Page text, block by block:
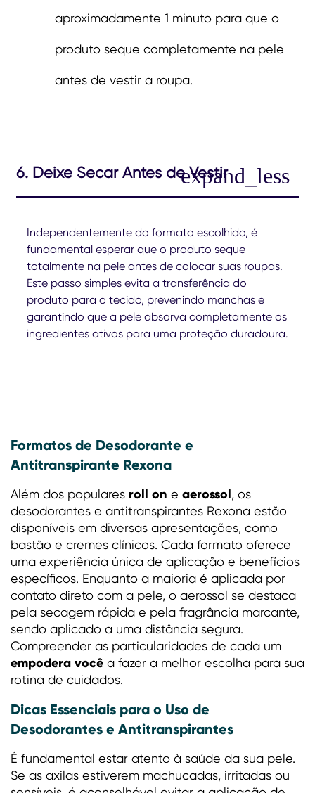
aproximadamente 1 minuto para que o
produto seque completamente na pele
antes de vestir a roupa.
6. Deixe Secar Antes de Vestir
Independentemente do formato escolhido, é
fundamental esperar que o produto seque
totalmente na pele antes de colocar suas roupas.
Este passo simples evita a transferência do
produto para o tecido, prevenindo manchas e
garantindo que a pele absorva completamente os
ingredientes ativos para uma proteção duradoura.
Formatos de Desodorante e
Antitranspirante Rexona
Além dos populares roll on e aerossol, os
desodorantes e antitranspirantes Rexona estão
disponíveis em diversas apresentações, como
bastão e cremes clínicos. Cada formato oferece
uma experiência única de aplicação e benefícios
específicos. Enquanto a maioria é aplicada por
contato direto com a pele, o aerossol se destaca
pela secagem rápida e pela fragrância marcante,
sendo aplicado a uma distância segura.
Compreender as particularidades de cada um
empodera você a fazer a melhor escolha para sua
rotina de cuidados.
Dicas Essenciais para o Uso de
Desodorantes e Antitranspirantes
É fundamental estar atento à saúde da sua pele.
Se as axilas estiverem machucadas, irritadas ou